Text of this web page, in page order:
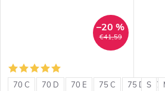
€41,59
–20 %
70 C 70 D 70 E 75 C 75 D S